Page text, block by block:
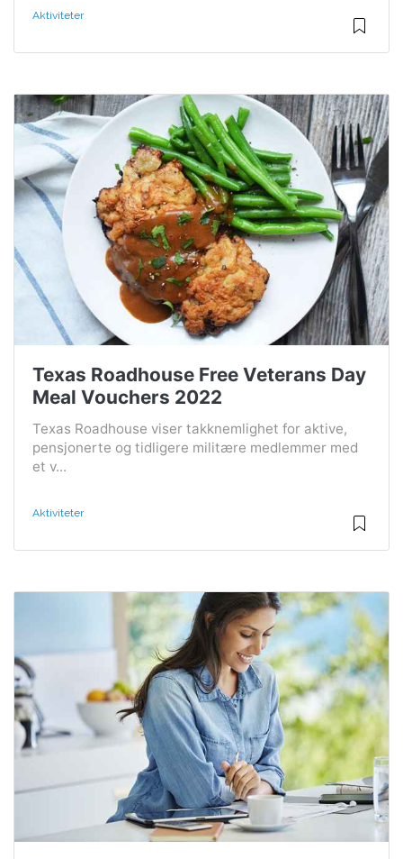
Aktiviteter
Texas Roadhouse Free Veterans Day
Meal Vouchers 2022
Texas Roadhouse viser takknemlighet for aktive,
pensjonerte og tidligere militære medlemmer med
et v...
Aktiviteter